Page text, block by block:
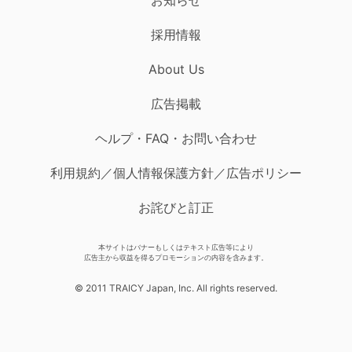
採用情報
About Us
広告掲載
ヘルプ・FAQ・お問い合わせ
利用規約／個人情報保護方針／広告ポリシー
お詫びと訂正
本サイトはバナーもしくはテキスト広告等により
広告主から収益を得るプロモーションの内容を含みます。
© 2011 TRAICY Japan, Inc. All rights reserved.